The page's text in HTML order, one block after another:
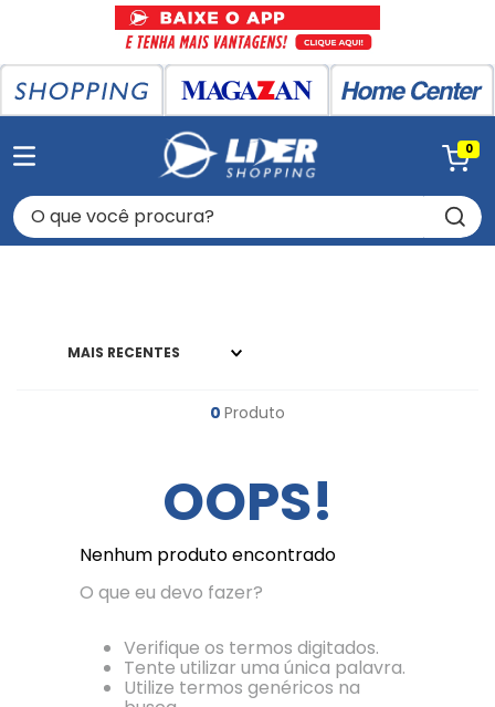
0
O que você procura?
MAIS RECENTES
0 Produto
OOPS!
Nenhum produto encontrado
O que eu devo fazer?
Verifique os termos digitados.
Tente utilizar uma única palavra.
Utilize termos genéricos na